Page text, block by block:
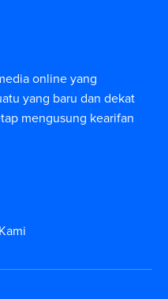
online yang
yang baru dan dekat
mengusung kearifan